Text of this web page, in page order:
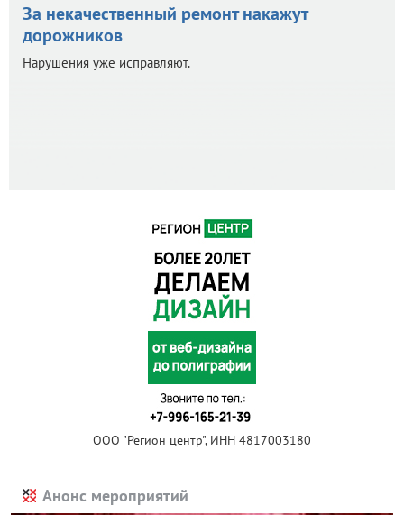
За некачественный ремонт накажут
дорожников
Нарушения уже исправляют.
ООО "Регион центр", ИНН 4817003180
Анонс мероприятий